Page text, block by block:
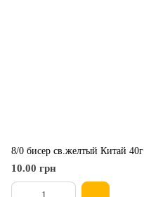
8/0 бисер св.желтый Китай 40г
10.00 грн